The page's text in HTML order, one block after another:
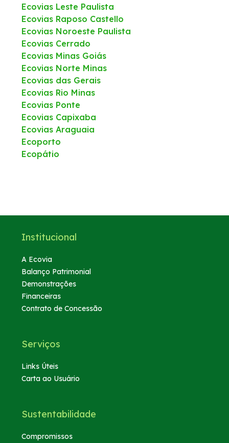
Ecovias Leste Paulista
Ecovias Raposo Castello
Ecovias Noroeste Paulista
Ecovias Cerrado
Ecovias Minas Goiás
Ecovias Norte Minas
Ecovias das Gerais
Ecovias Rio Minas
Ecovias Ponte
Ecovias Capixaba
Ecovias Araguaia
Ecoporto
Ecopátio
Institucional
A Ecovia
Balanço Patrimonial
Demonstrações
Financeiras
Contrato de Concessão
Serviços
Links Úteis
Carta ao Usuário
Sustentabilidade
Compromissos